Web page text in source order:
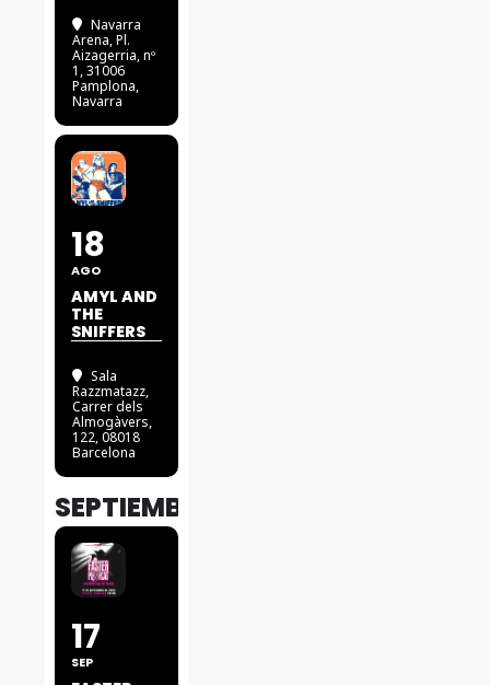
Navarra
Arena, Pl.
Aizagerria, nº
1, 31006
Pamplona,
Navarra
18
AGO
AMYL AND
THE
SNIFFERS
Sala
Razzmatazz,
Carrer dels
Almogàvers,
122, 08018
Barcelona
SEPTIEMBRE
17
SEP